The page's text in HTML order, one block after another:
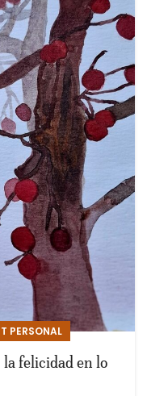
PERSONAL
felicidad en lo